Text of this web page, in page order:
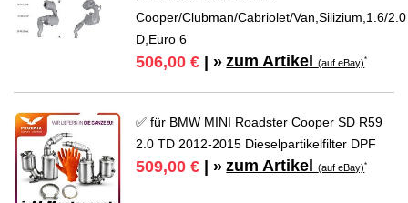
Cooper/Clubman/Cabriolet/Van,Silizium,1.6/2.0
D,Euro 6
506,00 € | » zum Artikel(auf eBay)*
✅ für BMW MINI Roadster Cooper SD R59
2.0 TD 2012-2015 Dieselpartikelfilter DPF
509,00 € | » zum Artikel(auf eBay)*